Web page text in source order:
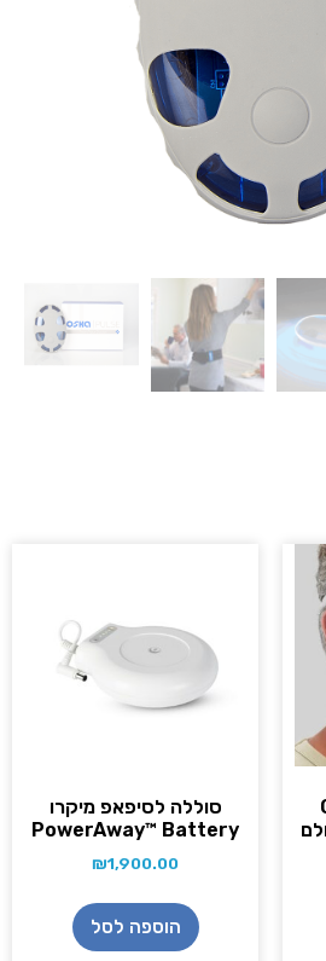
סוללה לסיפאפ מיקרו
PowerAway™ Battery
₪1,900.00
הוספה לסל